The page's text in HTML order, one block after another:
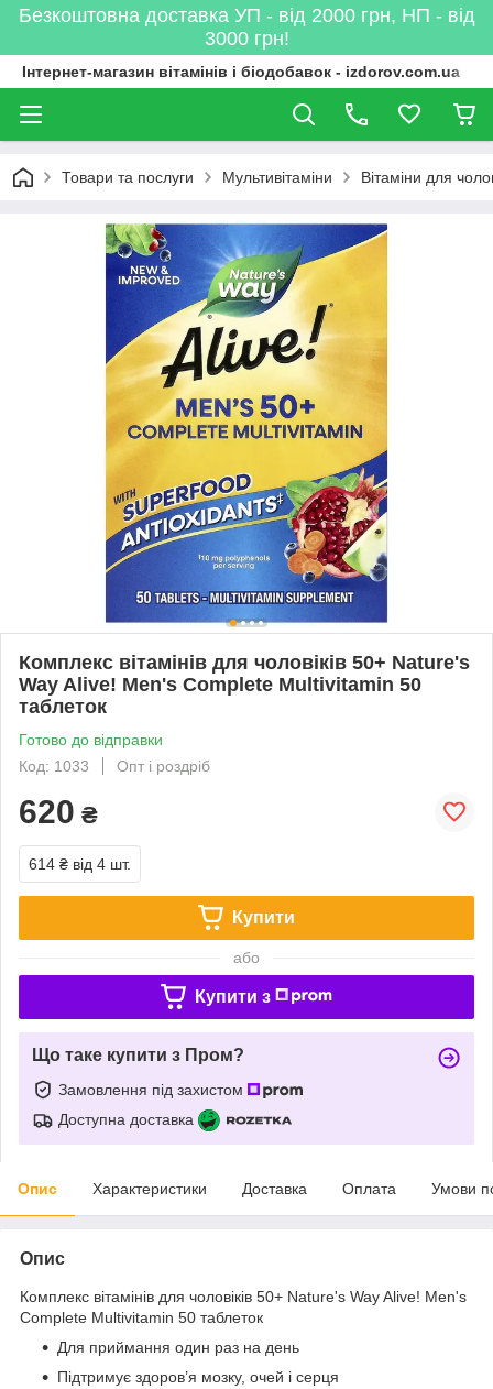
Безкоштовна доставка УП - від 2000 грн, НП - від
3000 грн!
Інтернет-магазин вітамінів і біодобавок - izdorov.com.ua
Товари та послуги Мультивітаміни Вітаміни для
Комплекс вітамінів для чоловіків 50+ Nature's
Way Alive! Men's Complete Multivitamin 50
таблеток
Готово до відправки
Код: 1033
Опт і роздріб
620 ₴
614 ₴ від 4 шт.
Купити
або
Купити з
Що таке купити з Пром?
Замовлення під захистом
Доступна доставка
Опис Характеристики Доставка Оплата Умови
Опис
Комплекс вітамінів для чоловіків 50+ Nature's Way Alive! Men's
Complete Multivitamin 50 таблеток
Для приймання один раз на день
Підтримує здоров’я мозку, очей і серця